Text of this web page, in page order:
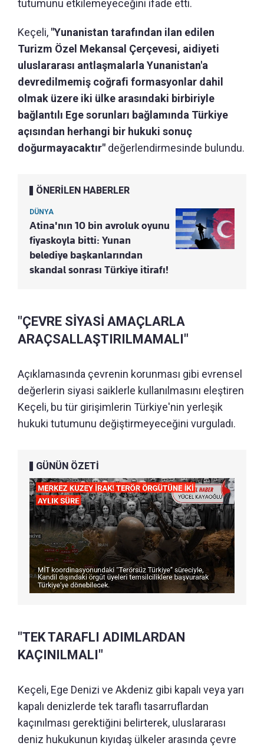
tutumunu etkilemeyeceğini ifade etti.
Keçeli, "Yunanistan tarafından ilan edilen
Turizm Özel Mekansal Çerçevesi, aidiyeti
uluslararası antlaşmalarla Yunanistan'a
devredilmemiş coğrafi formasyonlar dahil
olmak üzere iki ülke arasındaki birbiriyle
bağlantılı Ege sorunları bağlamında Türkiye
açısından herhangi bir hukuki sonuç
doğurmayacaktır" değerlendirmesinde bulundu.
ÖNERİLEN HABERLER
DÜNYA
Atina'nın 10 bin avroluk oyunu
fiyaskoyla bitti: Yunan
belediye başkanlarından
skandal sonrası Türkiye itirafı!
"ÇEVRE SİYASİ AMAÇLARLA
ARAÇSALLAŞTIRILMAMALI"
Açıklamasında çevrenin korunması gibi evrensel
değerlerin siyasi saiklerle kullanılmasını eleştiren
Keçeli, bu tür girişimlerin Türkiye'nin yerleşik
hukuki tutumunu değiştirmeyeceğini vurguladı.
GÜNÜN ÖZETİ
"TEK TARAFLI ADIMLARDAN
KAÇINILMALI"
Keçeli, Ege Denizi ve Akdeniz gibi kapalı veya yarı
kapalı denizlerde tek taraflı tasarruflardan
kaçınılması gerektiğini belirterek, uluslararası
deniz hukukunun kıyıdaş ülkeler arasında çevre